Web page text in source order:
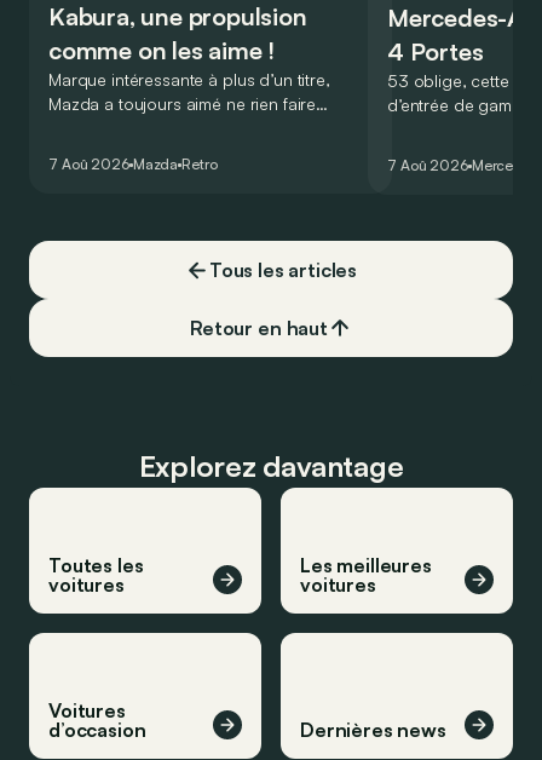
Kabura, une propulsion
comme on les aime !
Marque intéressante à plus d’un titre,
Mazda a toujours aimé ne rien faire
de la plus belle des manières…
7 Aoû 2026 Mazda Retro
Mercedes-
4 Portes
53 oblige, cette
d’entrée de
moins…
7 Aoû 2026 Mercedes
Tous les articles
Retour en haut
Explorez davantage
Toutes les
voitures
Les meilleures
voitures
Voitures
d’occasion
Dernières news